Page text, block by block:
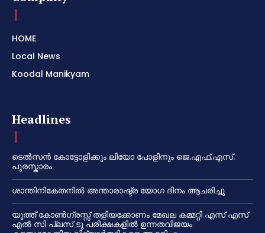
HOME
Local News
Koodal Manikyam
Headlines
ടെൽസൻ കോട്ടോളിക്കും ലിയോ പോളിനും ജെ.എഫ്.എസ്.
പുരസ്കാരം
ശാന്തിനികേതനിൽ അന്താരാഷ്ട്ര യോഗ ദിനം ആചരിച്ചു
യൂത്ത് കോൺഗ്രസ്സ് തളിയക്കോണം മേഖല കമ്മറ്റി എസ് എസ്
എൽ സി പ്ലസ് ടു പരീക്ഷകളിൽ ഉന്നതവിജയം